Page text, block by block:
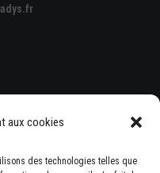
aux cookies
des technologies telles que